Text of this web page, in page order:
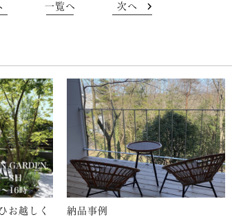
一覧へ 次へ
お越しく
納品事例